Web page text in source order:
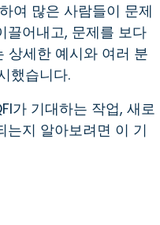
여 많은 사람들이 문제
끌어내고, 문제를 보다
상세한 예시와 여러 분
했습니다.
가 기대하는 작업, 새로
는지 알아보려면 이 기